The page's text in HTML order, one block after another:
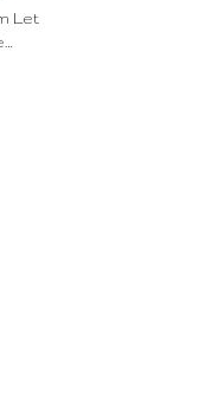
Let